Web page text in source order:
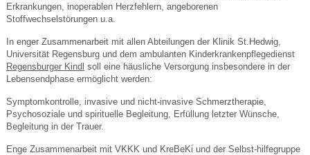
Erkrankungen, inoperablen Herzfehlern, angeborenen
Stoffwechselstörungen u.a.
In enger Zusammenarbeit mit allen Abteilungen der Klinik St.Hedwig,
Universität Regensburg und dem ambulanten Kinderkrankenpflegedienst
Regensburger Kindl soll eine häusliche Versorgung insbesondere in der
Lebensendphase ermöglicht werden:
Symptomkontrolle, invasive und nicht-invasive Schmerztherapie,
Psychosoziale und spirituelle Begleitung, Erfüllung letzter Wünsche,
Begleitung in der Trauer.
Enge Zusammenarbeit mit VKKK und KreBeKi und der Selbst-hilfegruppe